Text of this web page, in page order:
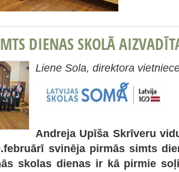
DIENAS SKOLĀ
Liene Sola, direktora
Andreja Upīša Skrīveru
svinēja pirmās simts
skolas dienas ir kā pirmie